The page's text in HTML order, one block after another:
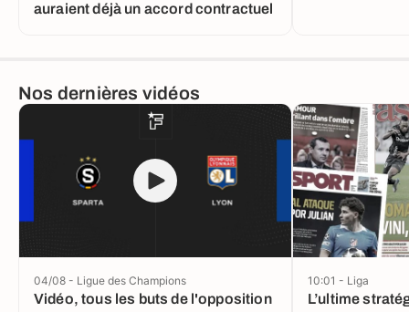
auraient déjà un accord contractuel
Nos dernières vidéos
Vidéo, tous les buts de l'opposition
04/08 - Ligue des Champions
L’ultime
10:01 - Liga